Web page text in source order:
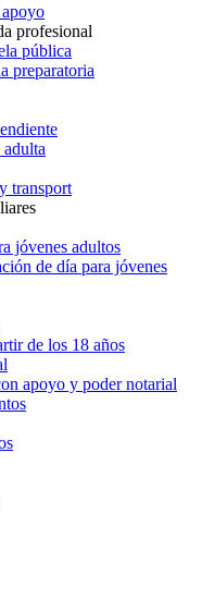
profesional
pública
preparatoria
transport
jóvenes adultos
de día para jóvenes
de los 18 años
apoyo y poder notarial